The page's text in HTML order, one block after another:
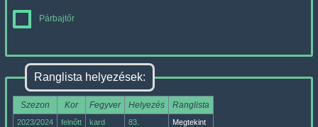
Párbajtőr
Ranglista helyezések:
Szezon Kor Fegyver Helyezés Ranglista
2023/2024 felnőtt kard 83.
Megtekint